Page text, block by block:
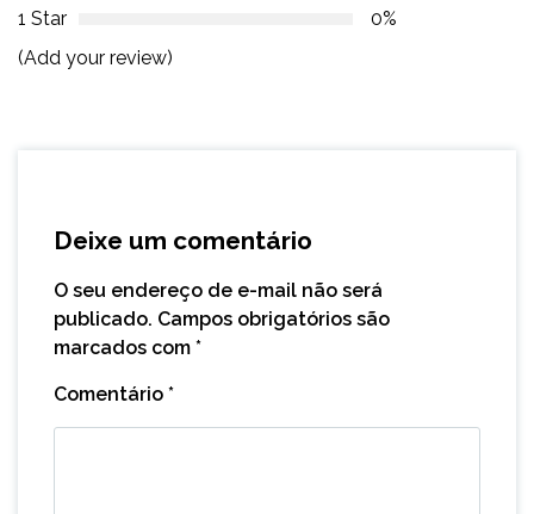
1 Star
0%
(Add your review)
Deixe um comentário
O seu endereço de e-mail não será
publicado. Campos obrigatórios são
marcados com *
Comentário *